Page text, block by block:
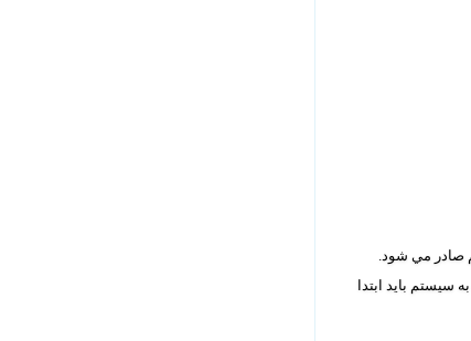
صادر مي شود.
سيستم بايد ابتدا